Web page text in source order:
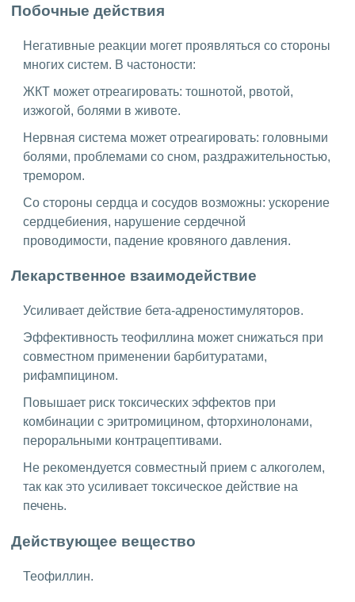
Побочные действия
Негативные реакции могет проявляться со стороны
многих систем. В частоности:
ЖКТ может отреагировать: тошнотой, рвотой,
изжогой, болями в животе.
Нервная система может отреагировать: головными
болями, проблемами со сном, раздражительностью,
тремором.
Со стороны сердца и сосудов возможны: ускорение
сердцебиения, нарушение сердечной
проводимости, падение кровяного давления.
Лекарственное взаимодействие
Усиливает действие бета-адреностимуляторов.
Эффективность теофиллина может снижаться при
совместном применении барбитуратами,
рифампицином.
Повышает риск токсических эффектов при
комбинации с эритромицином, фторхинолонами,
пероральными контрацептивами.
Не рекомендуется совместный прием с алкоголем,
так как это усиливает токсическое действие на
печень.
Действующее вещество
Теофиллин.